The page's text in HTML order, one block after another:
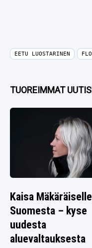
EETU LUOSTARINEN
TUOREIMMAT
Kaisa
Suomesta – kyse
uudesta
aluevaltauksesta